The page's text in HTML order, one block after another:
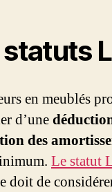
statuts
en meublés
d’une
des
Le statut
doit de